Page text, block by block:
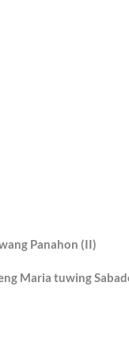
Panahon (II)
Maria tuwing